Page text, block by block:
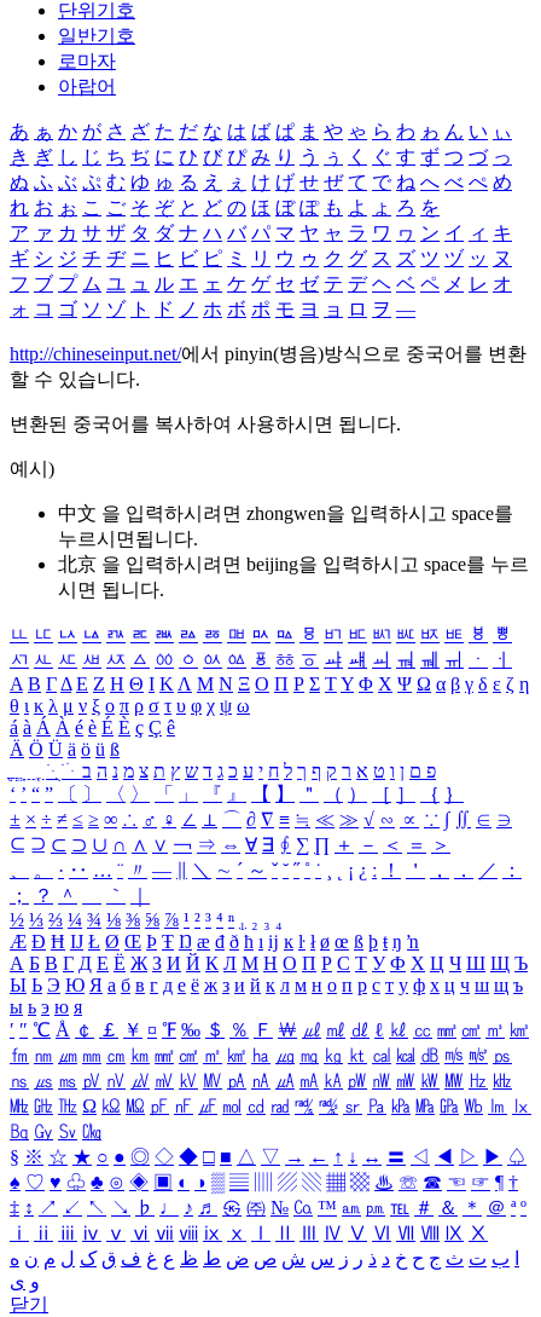
단위기호
일반기호
로마자
아랍어
あ ぁ か が さ ざ た だ な は ば ぱ ま や ゃ ら わ ゎ ん い ぃ
き ぎ し じ ち ぢ に ひ び ぴ み り う ぅ く ぐ す ず つ づ っ
ぬ ふ ぶ ぷ む ゆ ゅ る え ぇ け げ せ ぜ て で ね へ べ ぺ め
れ お ぉ こ ご そ ぞ と ど の ほ ぼ ぽ も よ ょ ろ を
ア ァ カ サ ザ タ ダ ナ ハ バ パ マ ヤ ャ ラ ワ ヮ ン イ ィ キ
ギ シ ジ チ ヂ ニ ヒ ビ ピ ミ リ ウ ゥ ク グ ス ズ ツ ヅ ッ ヌ
フ ブ プ ム ユ ュ ル エ ェ ケ ゲ セ ゼ テ デ ヘ ベ ペ メ レ オ
ォ コ ゴ ソ ゾ ト ド ノ ホ ボ ポ モ ヨ ョ ロ ヲ ―
http://chineseinput.net/에서 pinyin(병음)방식으로 중국어를 변환
할 수 있습니다.
변환된 중국어를 복사하여 사용하시면 됩니다.
예시)
中文 을 입력하시려면 zhongwen을 입력하시고 space를
누르시면됩니다.
北京 을 입력하시려면 beijing을 입력하시고 space를 누르
시면 됩니다.
ㅥ ㅦ ㅧ ㅨ ㅩ ㅪ ㅫ ㅬ ㅭ ㅮ ㅯ ㅰ ㅱ ㅲ ㅳ ㅴ ㅵ ㅶ ㅷ ㅸ
ㅹ
ㅺ ㅻ ㅼ ㅽ ㅾ ㅿ ㆀ ㆁ ㆂ ㆃ ㆄ ㆅ ㆆ ㆇ ㆈ ㆉ ㆊ ㆋ ㆌ ㆍ
ㆎ
Α Β ΓΔ Ε Ζ Η Θ Ι ΚΛ Μ Ν Ξ Ο Π Ρ Σ ΤΥ Φ Χ Ψ Ω α β γ δ ε ζ η
θ ι κ λ μ ν ξ ο π ρ σ τ υ φ χ ψ ω
á à Á À é è É È ç Ç ê
Ä Ö Ü ä ö ü ß
ִֶֹ ֻּ ׁׂ פ ם ן ו ט א ר ק ף ך ל ח י ע כ ג ד ש ץ ת צ מ נ ה ב
‘ ’ “ ” 〔 〕 〈 〉 「 」 『 』 【 】 ＂ （ ） ［ ］ ｛ ｝
± × ÷ ≠ ≤ ≥ ∞ ∴ ♂ ♀ ∠ ⊥ ⌒ ∂ ∇ ≡ ≒ ≪ ≫ √ ∽ ∝ ∵ ∫ ∬ ∈ ∋
⊆ ⊇ ⊂ ⊃ ∪ ∩ ∧ ∨ ￢ ⇒ ⇔ ∀ ∃ ∮ ∑ ∏ ＋ － ＜ ＝
＞
、
。 · ‥ … ¨ 〃 ― ＼ ∼ ´ ～ ˇ ˘ ˝ ˚ ˙ ¸ ¡ ¿ ː ！ ＇ ， ． ／
：
；
？ ＾ ｀
½ ⅓ ⅔ ¼ ¾ ⅛ ⅜ ⅝ ⅞ ¹ ² ³ ⁴ ⁿ ₁ ₂ ₃ ₄
Æ Ð Ħ Ĳ Ł Ø Œ Þ Ŧ Ŋ æ đ ð ħ ı ĳ ĸ ŀ ł ø œ ß þ ŧ ŋ ŉ
А Б В Г Д Е Ё Ж З И Й К Л М Н О П Р С Т У Ф Х Ц Ч Ш Щ Ъ
Ы Ь Э Ю Я а б в г д е ё ж з и й к л м н о п р с т у ф х ц ч ш щ ъ
ы ь э ю я
′ ″ ℃ Å ￠ ￡ ￥ ¤ ℉ ‰ ＄ ％ Ｆ ￦ ㎕ ㎖ ㎗ ℓ ㎘ ㏄ ㎣ ㎤ ㎥ ㎦
㎙ ㎚ ㎛ ㎜ ㎝ ㎞ ㎟ ㎠ ㎡ ㎢ ㏊ ㎍ ㎎ ㎏ ㏏ ㎈ ㎉ ㏈ ㎧ ㎨ ㎰
㎱ ㎲ ㎳ ㎴ ㎵ ㎶ ㎷ ㎸ ㎹ ㎀ ㎁ ㎂ ㎃ ㎄ ㎺ ㎻ ㎽ ㎾ ㎿ ㎐ ㎑
㎒ ㎓ ㎔ Ω ㏀ ㏁ ㎊ ㎋ ㎌ ㏖ ㏅ ㎭ ㎮ ㎯ ㏛ ㎩ ㎪ ㎫ ㎬ ㏝ ㏐
㏓
㏃ ㏉ ㏜ ㏆
§ ※ ☆ ★ ○ ● ◎ ◇ ◆ □ ■ △ ▽ → ← ↑ ↓ ↔ 〓 ◁ ◀ ▷ ▶ ♤
♠ ♡ ♥ ♧ ♣ ⊙ ◈ ▣ ◐ ◑ ▒ ▤ ▨ ▧ ▦ ▩ ♨ ☏ ☎ ☜ ☞ ¶ †
‡ ↕ ↗ ↙ ↖ ↘ ♭ ♩ ♪ ♬ ㉿ ㈜ № ㏇ ™ ㏂ ㏘ ℡ ＃ ＆ ＊ ＠ ª º
ⅰ
ⅱ ⅲ ⅳ ⅴ ⅵ ⅶ ⅷ ⅸ ⅹ Ⅳ Ⅴ Ⅵ Ⅶ Ⅷ Ⅸ Ⅹ
ب ت ث ج ح خ د ذ ر ز س ش ص ض ط ظ ع غ ف ق ک ل م ن ه
و ی
닫기